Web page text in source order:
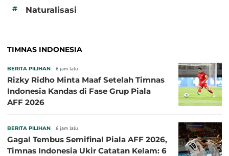
# Naturalisasi
TIMNAS INDONESIA
BERITA PILIHAN 6 jam lalu
Rizky Ridho Minta Maaf Setelah Timnas
Indonesia Kandas di Fase Grup Piala
AFF 2026
BERITA PILIHAN 6 jam lalu
Gagal Tembus Semifinal Piala AFF 2026,
Timnas Indonesia Ukir Catatan Kelam: 6